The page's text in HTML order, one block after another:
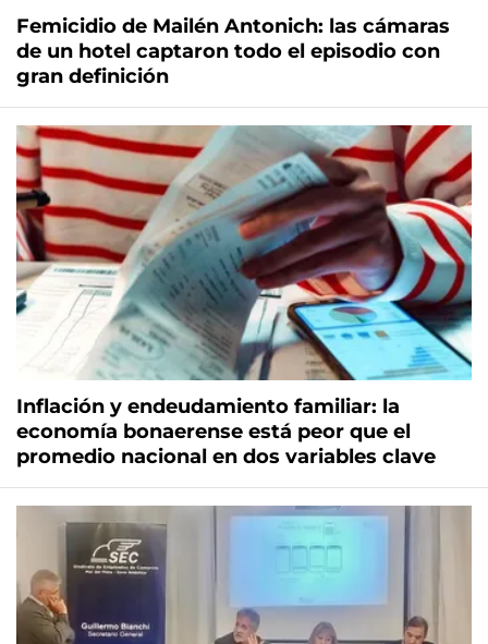
Femicidio de Mailén Antonich: las cámaras
de un hotel captaron todo el episodio con
gran definición
Inflación y endeudamiento familiar: la
economía bonaerense está peor que el
promedio nacional en dos variables clave